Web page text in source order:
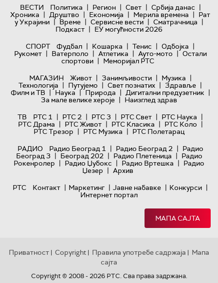
ВЕСТИ Политика | Регион | Свет | Србија данас |
Хроника | Друштво | Економија | Мерила времена | Рат
у Украјини | Време | Сервисне вести | Сматрачница |
Подкаст | ЕУ могућности 2026
СПОРТ
Фудбал | Кошарка | Тенис | Одбојка |
Рукомет | Ватерполо | Атлетика | Ауто-мото | Остали
спортови | Меморијал РТС
МАГАЗИН
Живот | Занимљивости | Музика |
Технологијa | Путујемо | Свет познатих | Здравље |
Филм и ТВ | Наука | Природа | Дигитални предузетник |
За мале велике хероје | Наизглед здрав
ТВ
РТС 1 | РТС 2 | РТС 3 | РТС Свет | РТС Наука |
РТС Драма | РТС Живот | РТС Класика | РТС Коло |
РТС Трезор | РТС Музика | РТС Полетарац
РАДИО
Радио Београд 1 | Радио Београд 2 | Радио
Београд 3 | Београд 202 | Радио Плетеница | Радио
Рокенролер | Радио Џубокс | Радио Вртешка | Радио
Џезер | Архив
РТС
Контакт | Маркетинг | Јавне набавке | Конкурси |
Интернет портал
МАПА САЈТА
Приватност | Copyright | Правила употребе садржаја | Мапа
сајта
Copyright © 2008 - 2026 РТС. Сва права задржана.